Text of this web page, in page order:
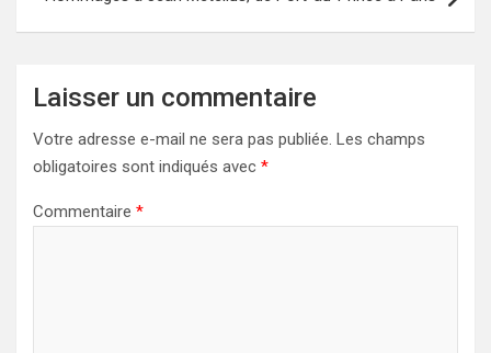
Laisser un commentaire
Votre adresse e-mail ne sera pas publiée. Les champs
obligatoires sont indiqués avec *
Commentaire *